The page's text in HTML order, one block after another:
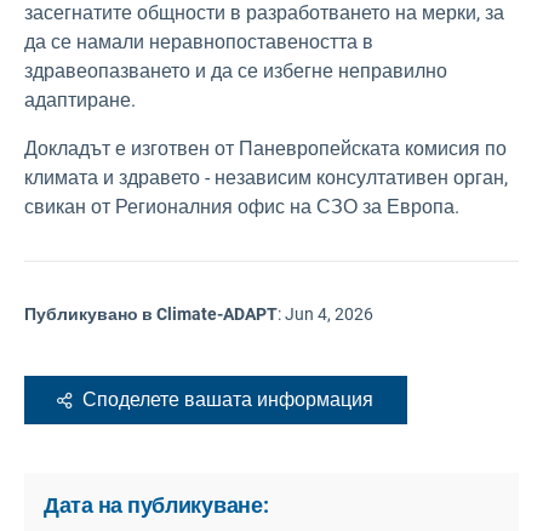
засегнатите общности в разработването на мерки, за
да се намали неравнопоставеността в
здравеопазването и да се избегне неправилно
адаптиране.
Докладът е изготвен от Паневропейската комисия по
климата и здравето - независим консултативен орган,
свикан от Регионалния офис на СЗО за Европа.
Публикувано в Climate-ADAPT:Jun 4, 2026
Споделете вашата информация
Дата на публикуване: